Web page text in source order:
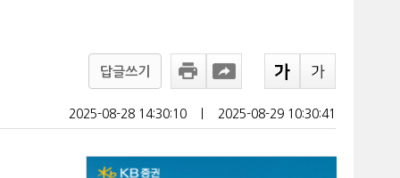
답글쓰기
2025-08-28 14:30:10 2025-08-29 10:30:41